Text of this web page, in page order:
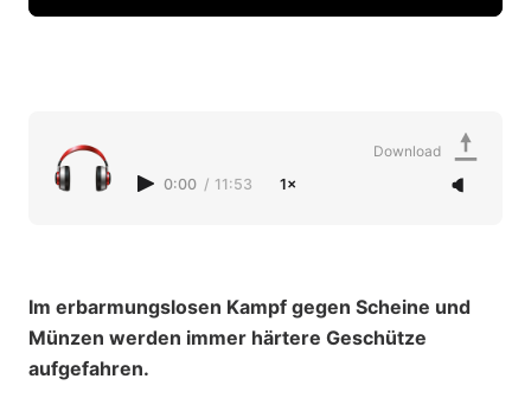
0:00 / 11:53 1×
Download
Im erbarmungslosen Kampf gegen Scheine und
Münzen werden immer härtere Geschütze
aufgefahren.